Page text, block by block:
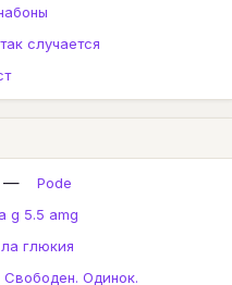
случается
—
Pode
g 5.5 amg
глюкия
Свободен. Одинок.